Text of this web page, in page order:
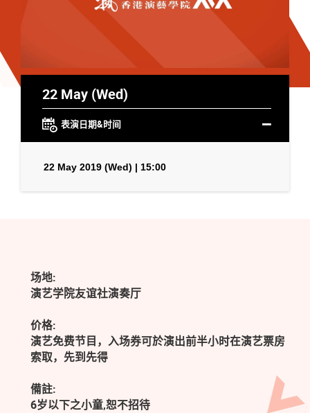
22 May (Wed)
表演日期&时间
22 May 2019 (Wed) | 15:00
场地:
演艺学院友谊社演奏厅
价格:
演艺免费节目，入场券可於演出前半小时在演艺票房
索取，先到先得
備註:
6岁以下之小童‚恕不招待